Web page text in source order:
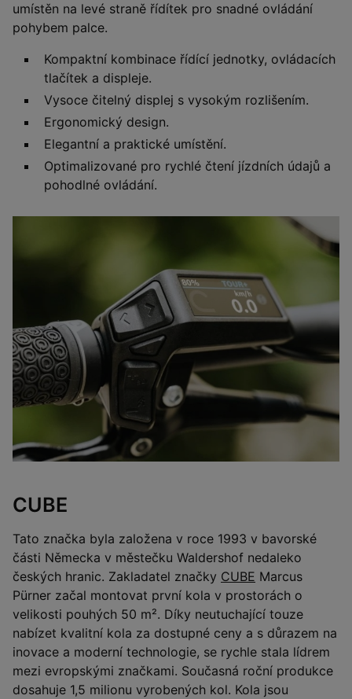
umístěn na levé straně řídítek pro snadné ovládání
pohybem palce.
Kompaktní kombinace řídící jednotky, ovládacích
tlačítek a displeje.
Vysoce čitelný displej s vysokým rozlišením.
Ergonomický design.
Elegantní a praktické umístění.
Optimalizované pro rychlé čtení jízdních údajů a
pohodlné ovládání.
CUBE
Tato značka byla založena v roce 1993 v bavorské
části Německa v městečku Waldershof nedaleko
českých hranic. Zakladatel značky CUBE Marcus
Pürner začal montovat první kola v prostorách o
velikosti pouhých 50 m². Díky neutuchající touze
nabízet kvalitní kola za dostupné ceny a s důrazem na
inovace a moderní technologie, se rychle stala lídrem
mezi evropskými značkami. Současná roční produkce
dosahuje 1,5 milionu vyrobených kol. Kola jsou